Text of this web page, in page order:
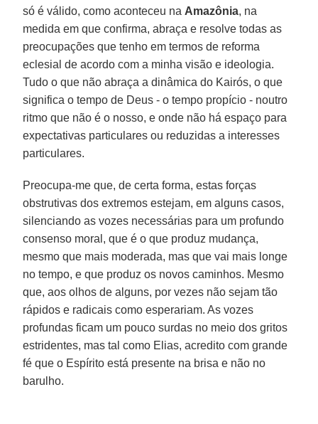
só é válido, como aconteceu na Amazônia, na
medida em que confirma, abraça e resolve todas as
preocupações que tenho em termos de reforma
eclesial de acordo com a minha visão e ideologia.
Tudo o que não abraça a dinâmica do Kairós, o que
significa o tempo de Deus - o tempo propício - noutro
ritmo que não é o nosso, e onde não há espaço para
expectativas particulares ou reduzidas a interesses
particulares.
Preocupa-me que, de certa forma, estas forças
obstrutivas dos extremos estejam, em alguns casos,
silenciando as vozes necessárias para um profundo
consenso moral, que é o que produz mudança,
mesmo que mais moderada, mas que vai mais longe
no tempo, e que produz os novos caminhos. Mesmo
que, aos olhos de alguns, por vezes não sejam tão
rápidos e radicais como esperariam. As vozes
profundas ficam um pouco surdas no meio dos gritos
estridentes, mas tal como Elias, acredito com grande
fé que o Espírito está presente na brisa e não no
barulho.